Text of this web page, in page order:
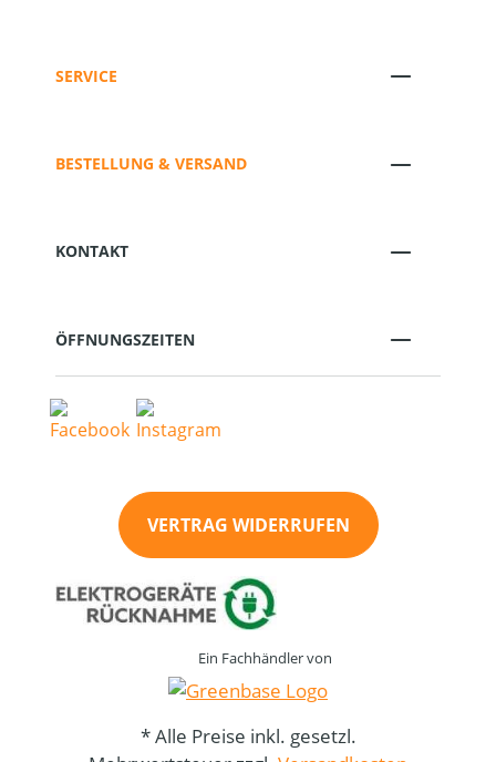
SERVICE
BESTELLUNG & VERSAND
KONTAKT
ÖFFNUNGSZEITEN
VERTRAG WIDERRUFEN
Ein Fachhändler von
* Alle Preise inkl. gesetzl.